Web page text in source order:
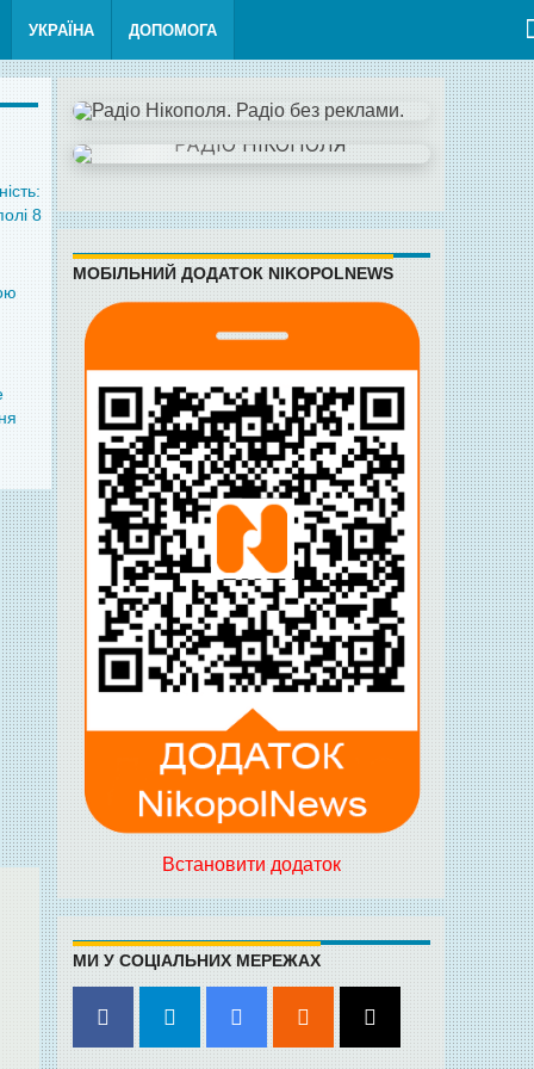
УКРАЇНА ДОПОМОГА
8
МОБІЛЬНИЙ ДОДАТОК NIKOPOLNEWS
Встановити додаток
МИ У СОЦІАЛЬНИХ МЕРЕЖАХ